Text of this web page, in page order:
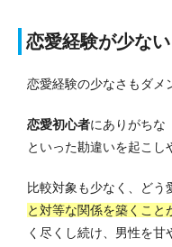
恋愛経験が少ない
恋愛経験の少なさもダメ
恋愛初心者にありがちな
といった勘違いを起こし
比較対象も少なく、どう
と対等な関係を築くこと
く尽くし続け、男性を